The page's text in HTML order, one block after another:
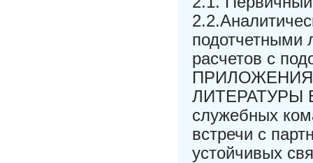
подотчетными
расчетов с
ЛИТЕРАТУРЫ
служебных
встречи с
устойчивых